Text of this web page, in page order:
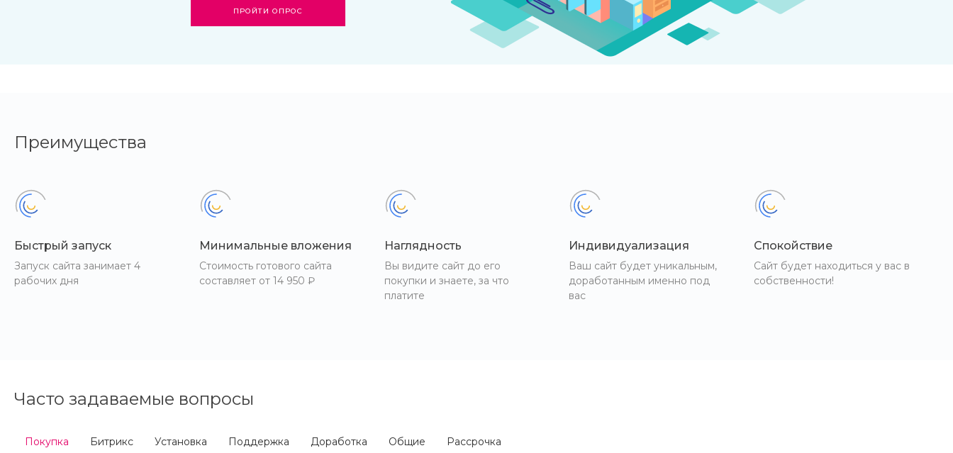
ПРОЙТИ ОПРОС
Преимущества
Быстрый запуск
Запуск сайта занимает 4
рабочих дня
Минимальные вложения
Стоимость готового сайта
составляет от 14 950 ₽
Наглядность
Вы видите сайт до его
покупки и знаете, за что
платите
Индивидуализация
Ваш сайт будет уникальным,
доработанным именно под
вас
Спокойствие
Сайт будет находиться у вас в
собственности!
Часто задаваемые вопросы
Покупка Битрикс Установка Поддержка Доработка Общие Рассрочка